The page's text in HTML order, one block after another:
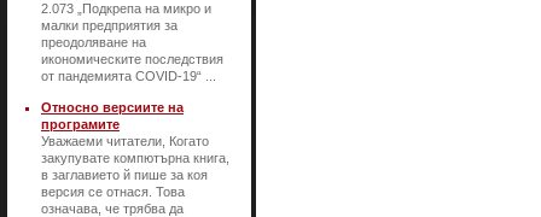
2.073 „Подкрепа на микро и
малки предприятия за
преодоляване на
икономическите последствия
от пандемията COVID-19“ ...
Относно версиите на
програмите
Уважаеми читатели, Когато
закупувате компютърна книга,
в заглавието й пише за коя
версия се отнася. Това
означава, че трябва да